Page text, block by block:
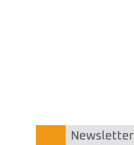
Newsletter